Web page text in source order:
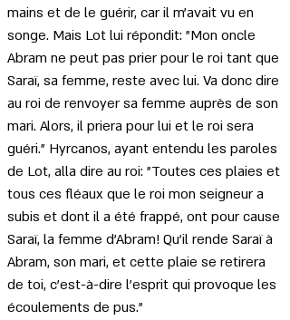
mains et de le guérir, car il m'avait vu en
songe. Mais Lot lui répondit: "Mon oncle
Abram ne peut pas prier pour le roi tant que
Saraï, sa femme, reste avec lui. Va donc dire
au roi de renvoyer sa femme auprès de son
mari. Alors, il priera pour lui et le roi sera
guéri." Hyrcanos, ayant entendu les paroles
de Lot, alla dire au roi: "Toutes ces plaies et
tous ces fléaux que le roi mon seigneur a
subis et dont il a été frappé, ont pour cause
Saraï, la femme d'Abram! Qu'il rende Saraï à
Abram, son mari, et cette plaie se retirera
de toi, c'est-à-dire l'esprit qui provoque les
écoulements de pus."